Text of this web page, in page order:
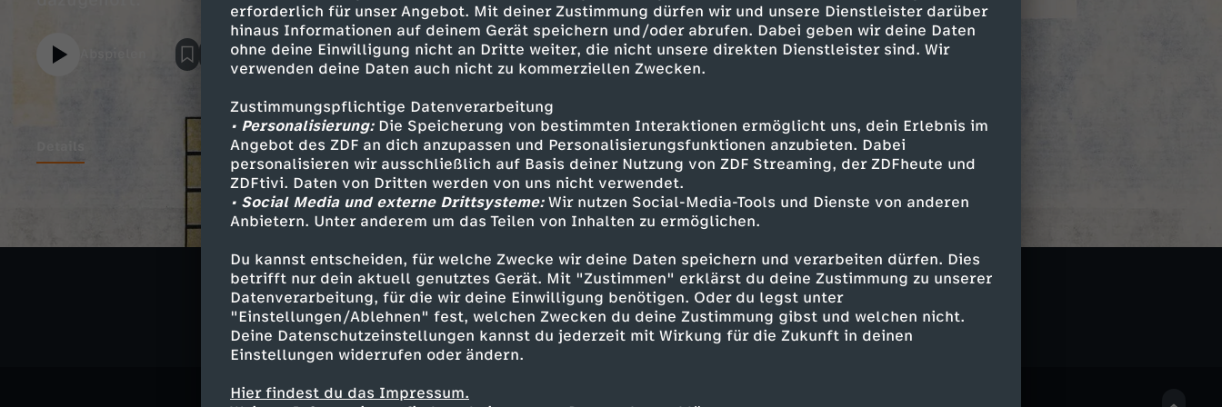
erforderlich für unser Angebot. Mit deiner Zustimmung dürfen wir und unsere Dienstleister darüber
hinaus Informationen auf deinem Gerät speichern und/oder abrufen. Dabei geben wir deine Daten
ohne deine Einwilligung nicht an Dritte weiter, die nicht unsere direkten Dienstleister sind. Wir
verwenden deine Daten auch nicht zu kommerziellen Zwecken.
Zustimmungspflichtige Datenverarbeitung
• Personalisierung:Die Speicherung von bestimmten Interaktionen ermöglicht uns, dein Erlebnis im
Angebot des ZDF an dich anzupassen und Personalisierungsfunktionen anzubieten. Dabei
personalisieren wir ausschließlich auf Basis deiner Nutzung von ZDF Streaming, der ZDFheute und
ZDFtivi. Daten von Dritten werden von uns nicht verwendet.
• Social Media und externe Drittsysteme:Wir nutzen Social-Media-Tools und Dienste von anderen
Anbietern. Unter anderem um das Teilen von Inhalten zu ermöglichen.
Du kannst entscheiden, für welche Zwecke wir deine Daten speichern und verarbeiten dürfen. Dies
betrifft nur dein aktuell genutztes Gerät. Mit "Zustimmen" erklärst du deine Zustimmung zu unserer
Datenverarbeitung, für die wir deine Einwilligung benötigen. Oder du legst unter
"Einstellungen/Ablehnen" fest, welchen Zwecken du deine Zustimmung gibst und welchen nicht.
Deine Datenschutzeinstellungen kannst du jederzeit mit Wirkung für die Zukunft in deinen
Einstellungen widerrufen oder ändern.
Hier findest du das Impressum.
Ähnliche Inhalte entdecken
Musik Show spaßig SingAlarm